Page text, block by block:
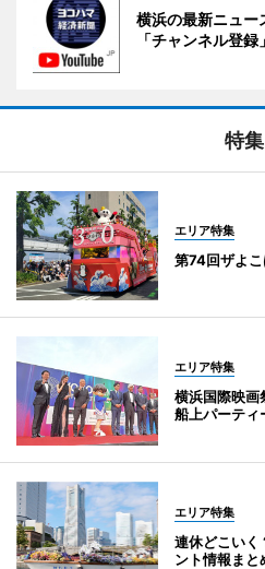
横浜の最新ニュー
「チャンネル登
特集
エリア特集
第74回ザよ
エリア特集
横浜国際映
船上パーティ
エリア特集
連休どこい
ント情報まと